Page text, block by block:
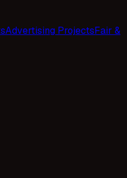
Advertising ProjectsFair &